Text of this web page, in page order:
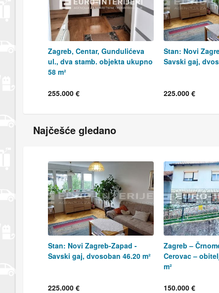
Zagreb, Centar, Gundulićeva
ul., dva stamb. objekta ukupno
58 m²
255.000 €
Stan: Novi
Savski gaj,
225.000 €
Najčešće gledano
Stan: Novi Zagreb-Zapad -
Savski gaj, dvosoban 46.20 m²
225.000 €
Zagreb –
Cerovac –
m²
150.000 €